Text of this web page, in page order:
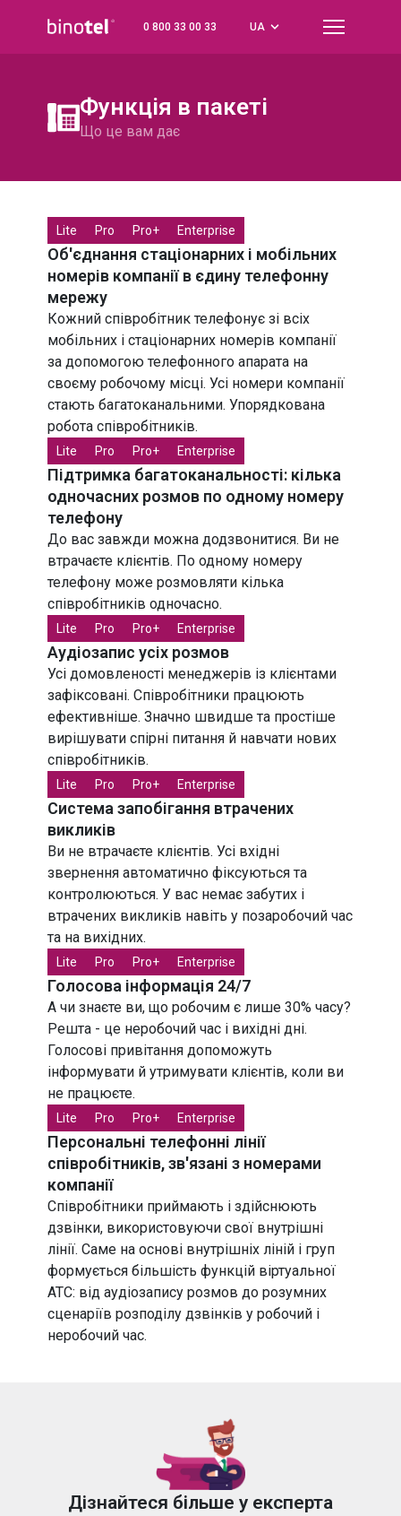
0 800 33 00 33 UA
Про Віртуальну АТС
Пакети та функції
Тарифи
Call Center
Огляд
Медичні CRM
Інші CRM
Плагін для Chrome
КИЇВ
ДНІПРО 056
ХАРКІВ
УКРАЇНА
УКРАЇНА МІСЬКІ
УКРАЇНА
МІЖНАРОДНІ НОМЕРИ
Feedback Call
Функція в пакеті
Що це вам дає
Об'єднання стаціонарних і мобільних
номерів компанії в єдину телефонну
мережу
Lite Pro Pro+ Enterprise
Кожний співробітник телефонує зі всіх
мобільних і стаціонарних номерів компанії
за допомогою телефонного апарата на
своєму робочому місці. Усі номери компанії
стають багатоканальними. Упорядкована
робота співробітників.
Підтримка багатоканальності: кілька
одночасних розмов по одному номеру
телефону
Lite Pro Pro+ Enterprise
До вас завжди можна додзвонитися. Ви не
втрачаєте клієнтів. По одному номеру
телефону може розмовляти кілька
співробітників одночасно.
Аудіозапис усіх розмов
Lite Pro Pro+ Enterprise
Усі домовленості менеджерів із клієнтами
зафіксовані. Співробітники працюють
ефективніше. Значно швидше та простіше
вирішувати спірні питання й навчати нових
співробітників.
Система запобігання втрачених
викликів
Lite Pro Pro+ Enterprise
Ви не втрачаєте клієнтів. Усі вхідні
звернення автоматично фіксуються та
контролюються. У вас немає забутих і
втрачених викликів навіть у позаробочий час
та на вихідних.
Голосова інформація 24/7
Lite Pro Pro+ Enterprise
А чи знаєте ви, що робочим є лише 30% часу?
Решта - це неробочий час і вихідні дні.
Голосові привітання допоможуть
інформувати й утримувати клієнтів, коли ви
не працюєте.
Персональні телефонні лінії
співробітників, зв'язані з номерами
компанії
Lite Pro Pro+ Enterprise
Співробітники приймають і здійснюють
дзвінки, використовуючи свої внутрішні
лінії. Саме на основі внутрішніх ліній і груп
формується більшість функцій віртуальної
АТС: від аудіозапису розмов до розумних
сценаріїв розподілу дзвінків у робочий і
неробочий час.
Дізнайтеся більше у експерта